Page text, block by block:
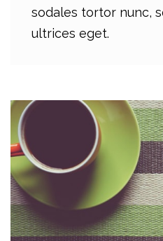
sodales tortor nunc,
ultrices eget.